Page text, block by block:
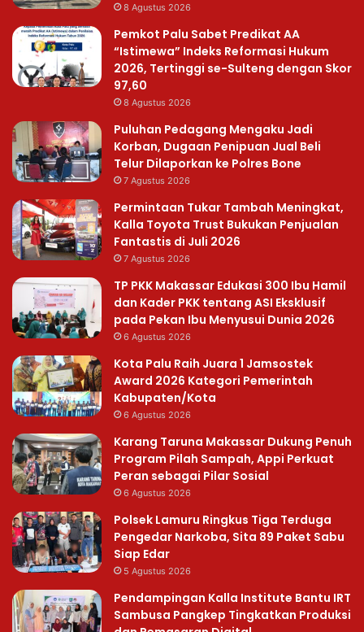
8 Agustus 2026
Pemkot Palu Sabet Predikat AA
“Istimewa” Indeks Reformasi Hukum
2026, Tertinggi se-Sulteng dengan Skor
97,60
8 Agustus 2026
Puluhan Pedagang Mengaku Jadi
Korban, Dugaan Penipuan Jual Beli
Telur Dilaporkan ke Polres Bone
7 Agustus 2026
Permintaan Tukar Tambah Meningkat,
Kalla Toyota Trust Bukukan Penjualan
Fantastis di Juli 2026
7 Agustus 2026
TP PKK Makassar Edukasi 300 Ibu Hamil
dan Kader PKK tentang ASI Eksklusif
pada Pekan Ibu Menyusui Dunia 2026
6 Agustus 2026
Kota Palu Raih Juara 1 Jamsostek
Award 2026 Kategori Pemerintah
Kabupaten/Kota
6 Agustus 2026
Karang Taruna Makassar Dukung Penuh
Program Pilah Sampah, Appi Perkuat
Peran sebagai Pilar Sosial
6 Agustus 2026
Polsek Lamuru Ringkus Tiga Terduga
Pengedar Narkoba, Sita 89 Paket Sabu
Siap Edar
5 Agustus 2026
Pendampingan Kalla Institute Bantu IRT
Sambusa Pangkep Tingkatkan Produksi